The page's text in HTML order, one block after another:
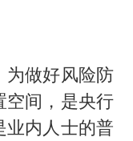
为做好风险防
空间，是央行
业内人士的普